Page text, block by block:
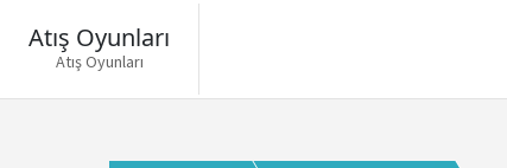
Atış Oyunları
Atış Oyunları